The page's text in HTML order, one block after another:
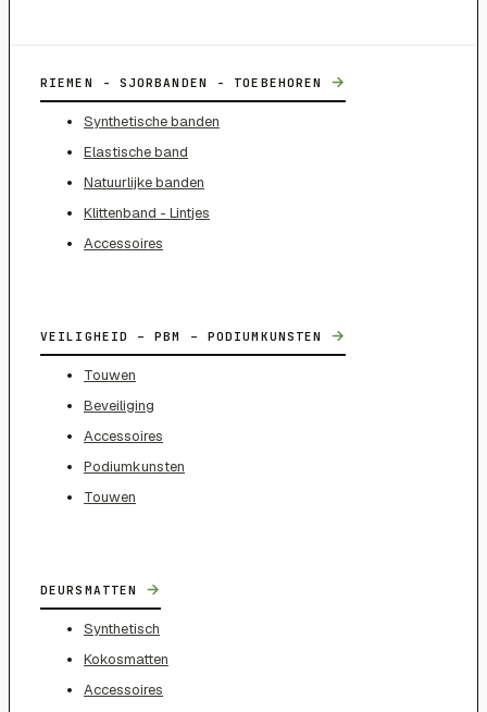
RIEMEN - SJORBANDEN - TOEBEHOREN →
Synthetische banden
Elastische band
Natuurlijke banden
Klittenband - Lintjes
Accessoires
VEILIGHEID – PBM – PODIUMKUNSTEN →
Touwen
Beveiliging
Accessoires
Podiumkunsten
Touwen
DEURSMATTEN →
Synthetisch
Kokosmatten
Accessoires